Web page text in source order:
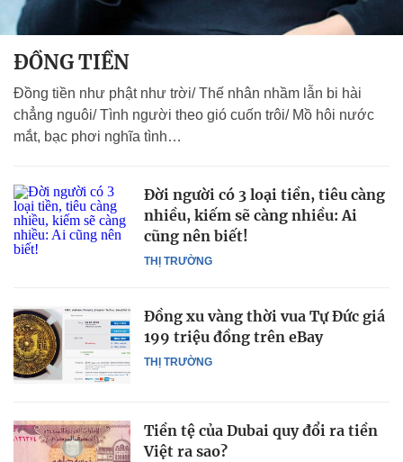
ĐỒNG TIỀN
Đồng tiền như phật như trời/ Thế nhân nhầm lẫn bi hài
chẳng nguôi/ Tình người theo gió cuốn trôi/ Mồ hôi nước
mắt, bạc phơi nghĩa tình…
THỊ TRƯỜNG
Đời người có 3 loại tiền, tiêu càng
nhiều, kiếm sẽ càng nhiều: Ai
cũng nên biết!
THỊ TRƯỜNG
Đồng xu vàng thời vua Tự Đức giá
199 triệu đồng trên eBay
Tiền tệ của Dubai quy đổi ra tiền
Việt ra sao?